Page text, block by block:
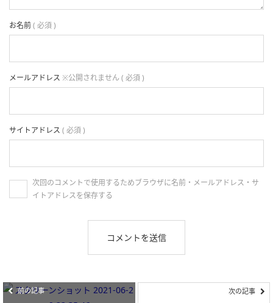
お名前( 必須 )
メールアドレス ※公開されません ( 必須 )
サイトアドレス ( 必須 )
次回のコメントで使用するためブラウザに名前・メールアドレス・サ
イトアドレスを保存する
前の記事 次の記事